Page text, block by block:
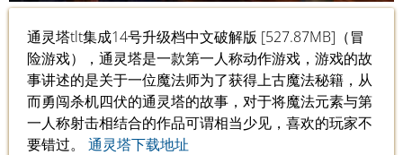
通灵塔tlt集成14号升级档中文破解版 [527.87MB]（冒
险游戏），通灵塔是一款第一人称动作游戏，游戏的故
事讲述的是关于一位魔法师为了获得上古魔法秘籍，从
而勇闯杀机四伏的通灵塔的故事，对于将魔法元素与第
一人称射击相结合的作品可谓相当少见，喜欢的玩家不
要错过。 通灵塔下载地址